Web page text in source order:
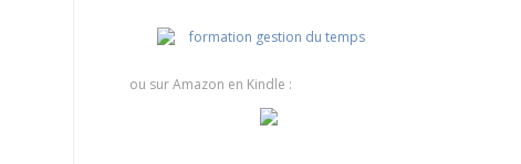
ou sur Amazon en Kindle :